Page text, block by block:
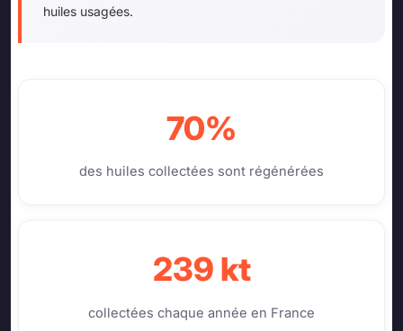
huiles usagées.
70%
des huiles collectées sont régénérées
239 kt
collectées chaque année en France